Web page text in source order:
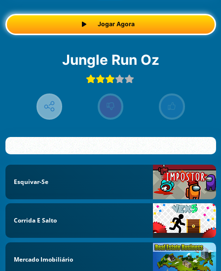
Jogar Agora
Jungle Run Oz
Esquivar-Se
Corrida E Salto
Mercado Imobiliário